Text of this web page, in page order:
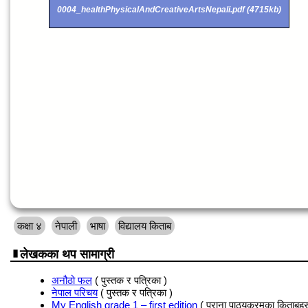
0004_healthPhysicalAndCreativeArtsNepali.pdf (4715kb)
कक्षा ४ नेपाली भाषा विद्यालय किताब
लेखकका थप सामाग्री
अनौठो फल ( पुस्तक र पत्रिका )
नेपाल परिचय( पुस्तक र पत्रिका )
My English grade 1 – first edition ( पुराना पाठ्यक्रमका